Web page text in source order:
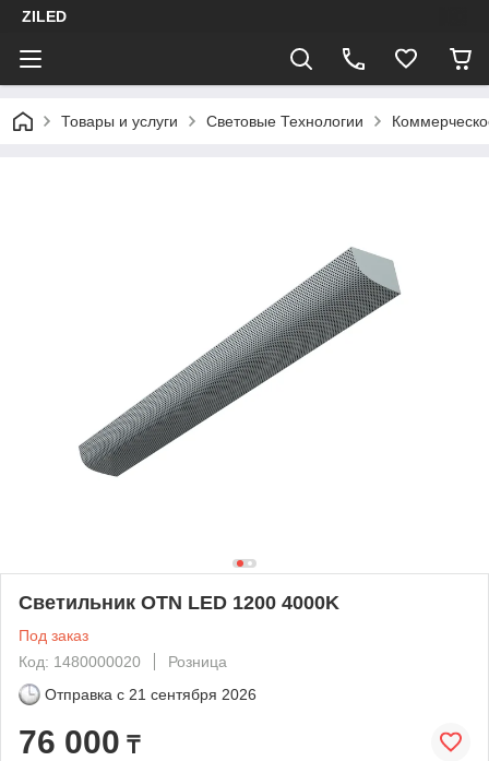
ZILED
Товары и услуги Световые Технологии
Светильник OTN LED 1200 4000K
Под заказ
Код: 1480000020
Розница
Отправка с 21 сентября 2026
76 000 ₸